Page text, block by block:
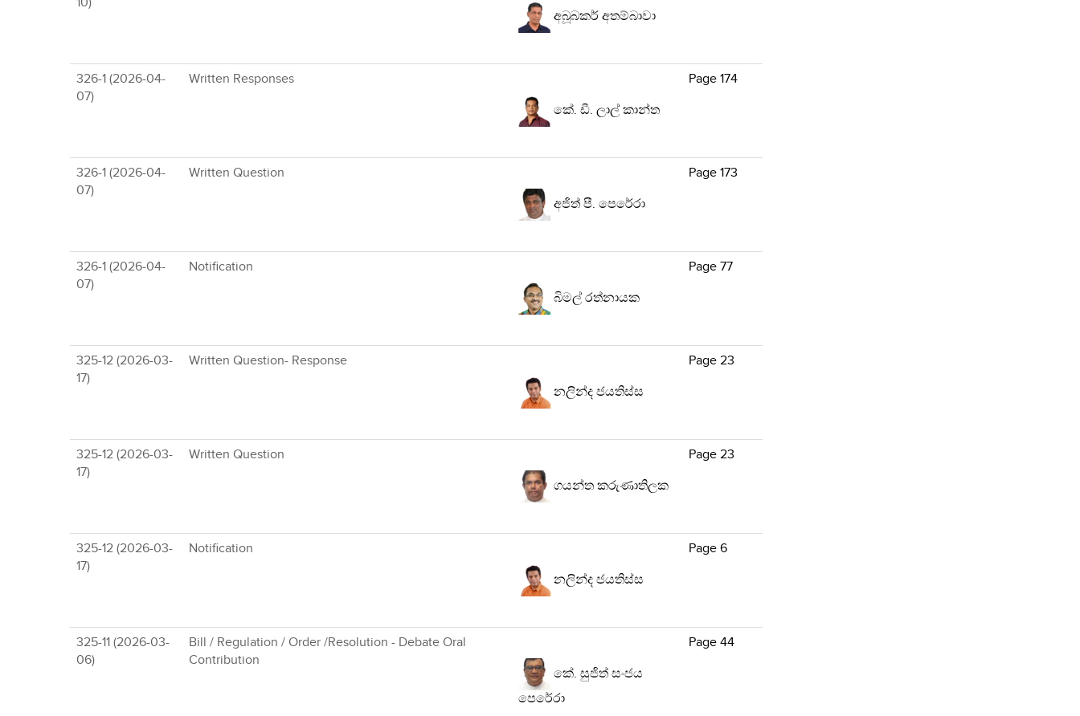
අබූබකර් අතම්බාවා
326-1 (2026-04-
07)
Written Responses
කේ. ඩී. ලාල් කාන්ත
Page 174
326-1 (2026-04-
07)
Written Question
අජිත් පී. පෙරේරා
Page 173
326-1 (2026-04-
07)
Notification
බිමල් රත්නායක
Page 77
325-12 (2026-03-
17)
Written Question- Response
නලින්ද ජයතිස්ස
Page 23
325-12 (2026-03-
17)
Written Question
ගයන්ත කරුණාතිලක
Page 23
325-12 (2026-03-
17)
Notification
නලින්ද ජයතිස්ස
Page 6
325-11 (2026-03-
06)
Bill / Regulation / Order /Resolution - Debate Oral
Contribution
කේ. සුජිත් සංජය
පෙරේරා
Page 44